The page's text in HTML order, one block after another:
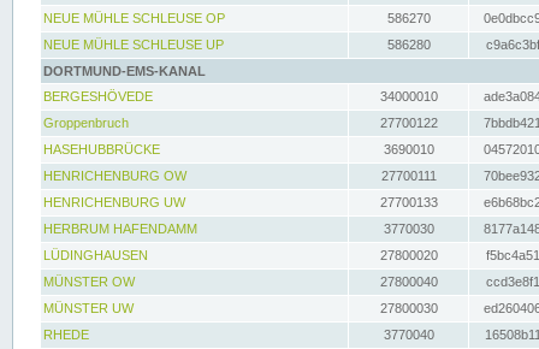
NEUE MÜHLE SCHLEUSE OP
586270
NEUE MÜHLE SCHLEUSE UP
586280
DORTMUND-EMS-KANAL
BERGESHÖVEDE
34000010
Groppenbruch
27700122
HASEHUBBRÜCKE
3690010
HENRICHENBURG OW
27700111
HENRICHENBURG UW
27700133
HERBRUM HAFENDAMM
3770030
LÜDINGHAUSEN
27800020
MÜNSTER OW
27800040
MÜNSTER UW
27800030
RHEDE
3770040